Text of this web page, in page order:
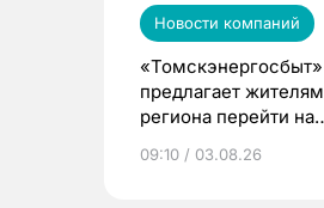
Новости компаний
«Томскэнергосбыт»
предлагает жителям
региона перейти на
выиграть призы
09:10 / 03.08.26